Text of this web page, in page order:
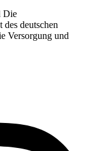
Die
des deutschen
Versorgung und